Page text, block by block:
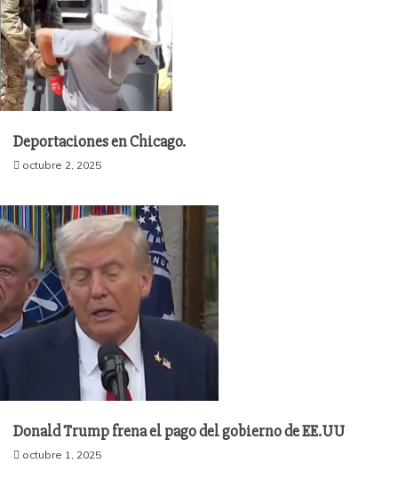
Deportaciones en Chicago.
octubre 2, 2025
Donald Trump frena el pago del gobierno de EE.UU
octubre 1, 2025